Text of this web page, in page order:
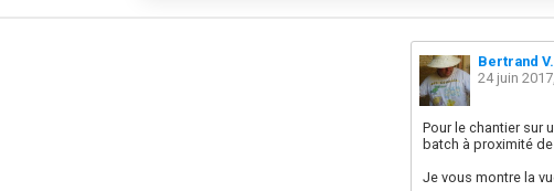
Bertrand V.
24 juin
Pour le chantier sur
batch à proximité
Je vous montre la